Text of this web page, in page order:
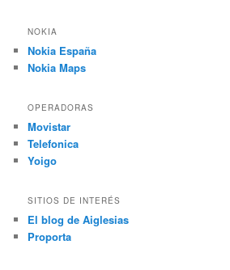
NOKIA
Nokia España
Nokia Maps
OPERADORAS
Movistar
Telefonica
Yoigo
SITIOS DE INTERÉS
El blog de Aiglesias
Proporta